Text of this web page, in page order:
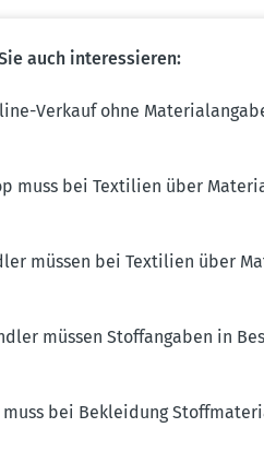
auch inter­es­sieren:
Verkauf ohne
muss bei Textilien über
müssen bei Textilien über
müssen Stoff­an­gaben in
muss bei Bekleidung